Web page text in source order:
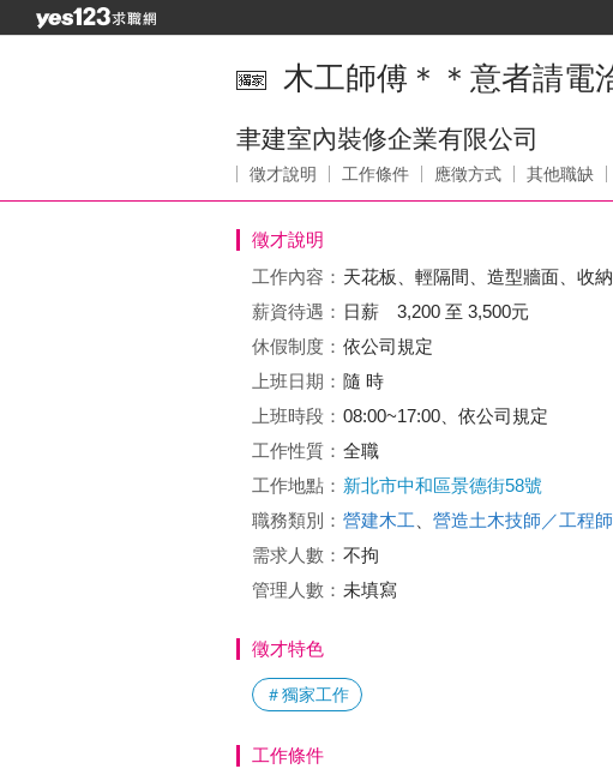
木工師傅＊＊意者請電
聿建室內裝修企業有限公司
徵才說明 工作條件 應徵方式 其他職缺
徵才說明
工作內容： 天花板、輕隔間、造型牆面、收
薪資待遇： 日薪 3,200 至 3,500元
休假制度： 依公司規定
上班日期： 隨 時
上班時段： 08:00~17:00、依公司規定
工作性質： 全職
工作地點： 新北市中和區景德街58號
職務類別： 營建木工
營造土木技師／工程師
需求人數： 不拘
管理人數： 未填寫
徵才特色
＃獨家工作
工作條件